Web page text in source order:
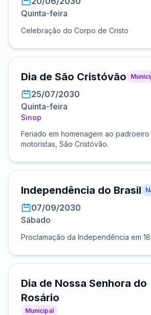
Quinta-feira
Celebração do Corpo de Cristo
Dia de São Cristóvão
25/07/2030
Quinta-feira
Sinop
Feriado em homenagem ao padroeiro
motoristas, São Cristóvão.
Independência do Brasil
07/09/2030
Sábado
Proclamação da Independência em
Dia de Nossa Senhora do
Rosário
Municipal